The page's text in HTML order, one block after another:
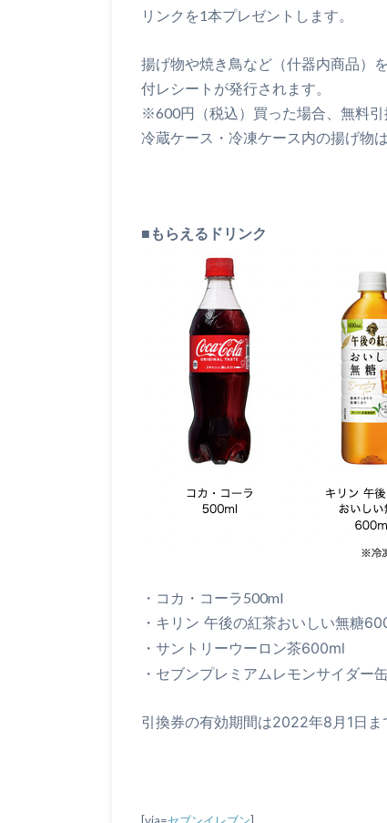
リンクを1本プレゼントします。
揚げ物や焼き鳥など（什器内商品）
付レシートが発行されます。
※600円（税込）買った場合、無料
冷蔵ケース・冷凍ケース内の揚げ物
■もらえるドリンク
・コカ・コーラ500ml
・ キリン 午後の紅茶おいしい無糖
・ サントリーウーロン茶600ml
・ セブンプレミアム レモンサイダー
引換券の有効期間は2022年8月1日ま
[via=セブンイレブン]